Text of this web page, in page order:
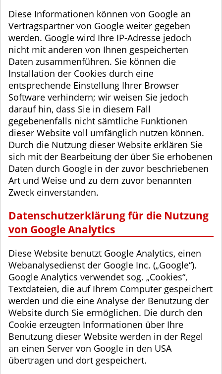
Diese Informationen können von Google an
Vertragspartner von Google weiter gegeben
werden. Google wird Ihre IP-Adresse jedoch
nicht mit anderen von Ihnen gespeicherten
Daten zusammenführen. Sie können die
Installation der Cookies durch eine
entsprechende Einstellung Ihrer Browser
Software verhindern; wir weisen Sie jedoch
darauf hin, dass Sie in diesem Fall
gegebenenfalls nicht sämtliche Funktionen
dieser Website voll umfänglich nutzen können.
Durch die Nutzung dieser Website erklären Sie
sich mit der Bearbeitung der über Sie erhobenen
Daten durch Google in der zuvor beschriebenen
Art und Weise und zu dem zuvor benannten
Zweck einverstanden.
Datenschutzerklärung für die Nutzung
von Google Analytics
Diese Website benutzt Google Analytics, einen
Webanalysedienst der Google Inc. („Google“).
Google Analytics verwendet sog. „Cookies“,
Textdateien, die auf Ihrem Computer gespeichert
werden und die eine Analyse der Benutzung der
Website durch Sie ermöglichen. Die durch den
Cookie erzeugten Informationen über Ihre
Benutzung dieser Website werden in der Regel
an einen Server von Google in den USA
übertragen und dort gespeichert.